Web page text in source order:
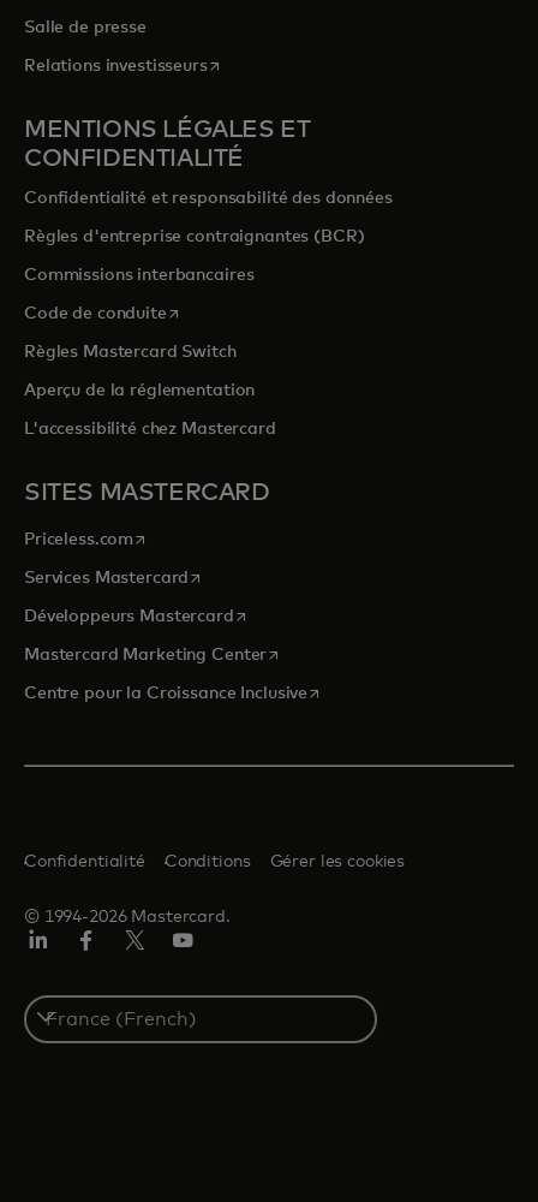
Salle de presse
Relations investisseurss’ouvre dans un nouvel onglet
MENTIONS LÉGALES ET
CONFIDENTIALITÉ
Confidentialité et responsabilité des données
Règles d'entreprise contraignantes (BCR)
Commissions interbancaires
Code de conduites’ouvre dans un nouvel onglet
Règles Mastercard Switch
Aperçu de la réglementation
L'accessibilité chez Mastercard
SITES MASTERCARD
Priceless.com s’ouvre dans un nouvel onglet
Services Mastercard s’ouvre dans un nouvel onglet
Développeurs Mastercards’ouvre dans un nouvel onglet
Mastercard Marketing Centers’ouvre dans un nouvel onglet
Centre pour la Croissance Inclusive s’ouvre dans un nouvel
© 1994-2026 Mastercard.
Confidentialité Conditions Gérer les cookies
Select
a
country